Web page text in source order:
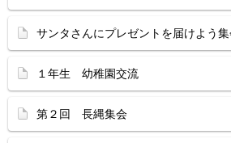
サンタさんにプレゼントを届けよう
１年生 幼稚園交流
第２回 長縄集会